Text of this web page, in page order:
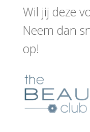
Wil jij deze
Neem dan
op!